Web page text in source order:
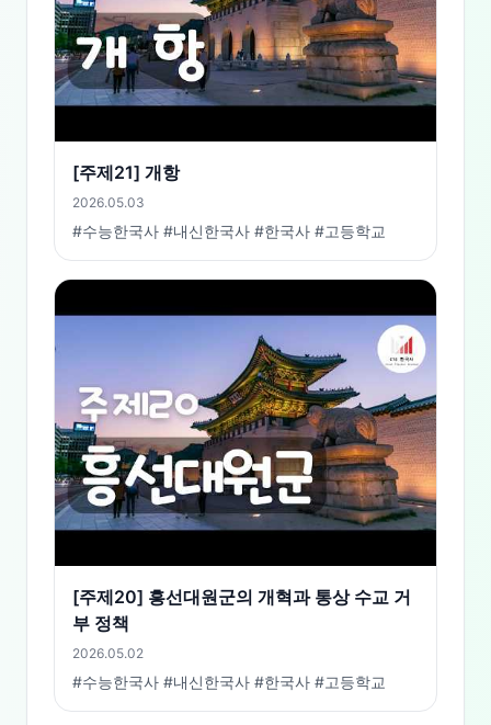
[주제21] 개항
2026.05.03
#수능한국사 #내신한국사 #한국사 #고등학교
[주제20] 흥선대원군의 개혁과 통상 수교 거
부 정책
2026.05.02
#수능한국사 #내신한국사 #한국사 #고등학교